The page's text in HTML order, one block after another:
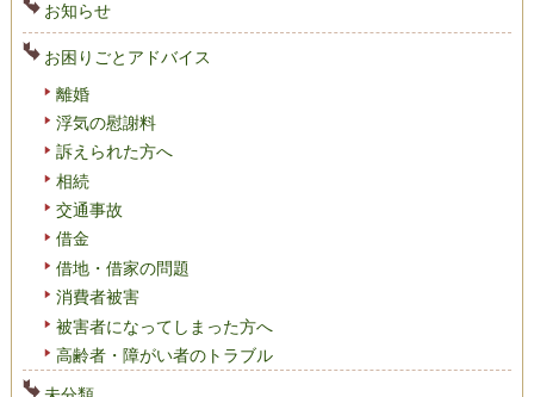
お知らせ
お困りごとアドバイス
離婚
浮気の慰謝料
訴えられた方へ
相続
交通事故
借金
借地・借家の問題
消費者被害
被害者になってしまった方へ
高齢者・障がい者のトラブル